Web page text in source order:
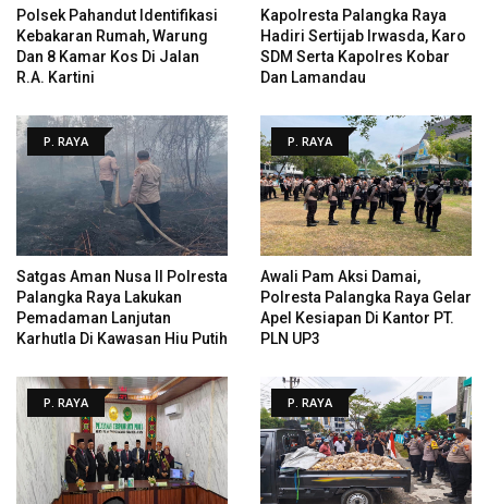
Polsek Pahandut Identifikasi
Kebakaran Rumah, Warung
Dan 8 Kamar Kos Di Jalan
R.A. Kartini
Kapolresta Palangka Raya
Hadiri Sertijab Irwasda, Karo
SDM Serta Kapolres Kobar
Dan Lamandau
P. RAYA
Satgas Aman Nusa II Polresta
Palangka Raya Lakukan
Pemadaman Lanjutan
Karhutla Di Kawasan Hiu Putih
P. RAYA
Awali Pam Aksi Damai,
Polresta Palangka Raya Gelar
Apel Kesiapan Di Kantor PT.
PLN UP3
P. RAYA P. RAYA